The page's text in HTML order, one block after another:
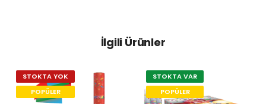
İlgili Ürünler
STOKTA YOK
POPÜLER
STOKTA VAR
POPÜLER